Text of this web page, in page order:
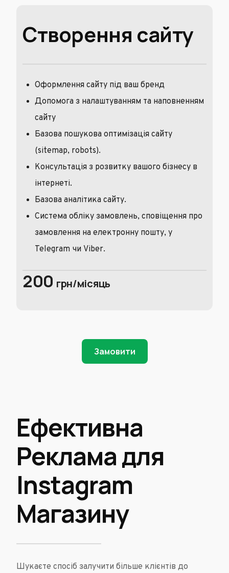
Створення сайту
Оформлення сайту під ваш бренд
Допомога з налаштуванням та наповненням
сайту
Базова пошукова оптимізація сайту
(sitemap, robots).
Консультація з розвитку вашого бізнесу в
інтернеті.
Базова аналітика сайту.
Система обліку замовлень, сповіщення про
замовлення на електронну пошту, у
Telegram чи Viber.
200 грн/місяць
Замовити
Ефективна
Реклама для
Instagram
Магазину
Шукаєте спосіб залучити більше клієнтів до